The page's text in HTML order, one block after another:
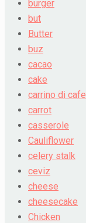
burger
but
Butter
buz
cacao
cake
carrino di cafe
carrot
casserole
Cauliflower
celery stalk
ceviz
cheese
cheesecake
Chicken